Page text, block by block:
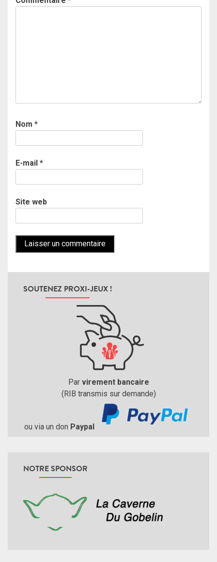
Nom *
E-mail *
Site web
SOUTENEZ PROXI-JEUX !
Par virement bancaire
(RIB transmis sur demande)
ou via un don Paypal
NOTRE SPONSOR